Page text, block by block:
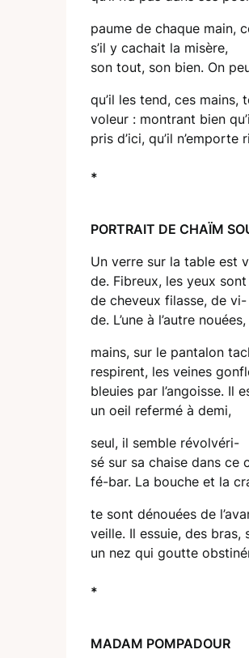
paume de chaque main,
s’il y cachait la misère,
son tout, son bien. On
qu’il les tend, ces mains,
voleur : montrant bien
pris d’ici, qu’il n’emporte
*
PORTRAIT DE CHAÏM
Un verre sur la table est
de. Fibreux, les yeux
de cheveux filasse, de vi-
de. L’une à l’autre
mains, sur le pantalon
respirent, les veines
bleuies par l’angoisse. Il
un oeil refermé à demi,
seul, il semble révolvéri-
sé sur sa chaise dans ce
fé-bar. La bouche et la
te sont dénouées de
veille. Il essuie, des bras,
un nez qui goutte
*
MADAM POMPADOUR